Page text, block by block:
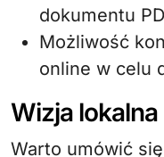
dokumentu
Możliwość
online w celu
Wizja
Warto umówić